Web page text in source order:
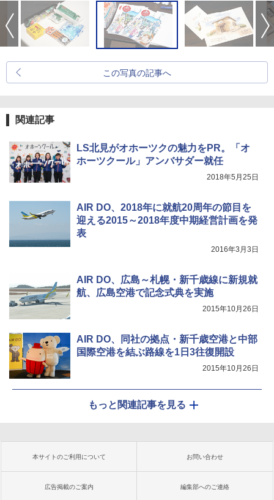
この写真の記事へ
関連記事
LS北見がオホーツクの魅力をPR。「オ
ホーツクール」アンバサダー就任
2018年5月25日
AIR DO、2018年に就航20周年の節目を
迎える2015～2018年度中期経営計画を発
表
2016年3月3日
AIR DO、広島～札幌・新千歳線に新規就
航、広島空港で記念式典を実施
2015年10月26日
AIR DO、同社の拠点・新千歳空港と中部
国際空港を結ぶ路線を1日3往復開設
2015年10月26日
もっと関連記事を見る
本サイトのご利用について お問い合わせ
広告掲載のご案内 編集部へのご連絡